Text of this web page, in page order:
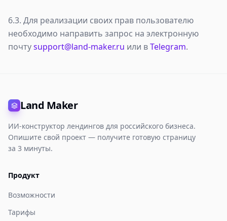
6.3. Для реализации своих прав пользователю
необходимо направить запрос на электронную
почтуsupport@land-maker.ru или вTelegram.
Land Maker
ИИ-конструктор лендингов для российского бизнеса.
Опишите свой проект — получите готовую страницу
за 3 минуты.
Продукт
Возможности
Тарифы